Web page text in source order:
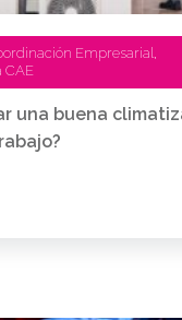
Empresarial,
CAE
una buena